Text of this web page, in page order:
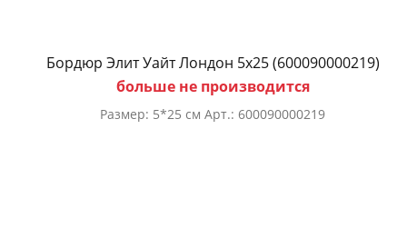
Бордюр Элит Уайт Лондон 5х25 (600090000219)
больше не производится
Размер: 5*25 см Арт.: 600090000219